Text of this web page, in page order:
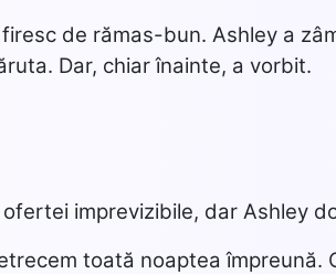
de rămas-bun. Ashley a
Dar, chiar înainte, a vorbit.
imprevizibile, dar Ashley
toată noaptea împreună.